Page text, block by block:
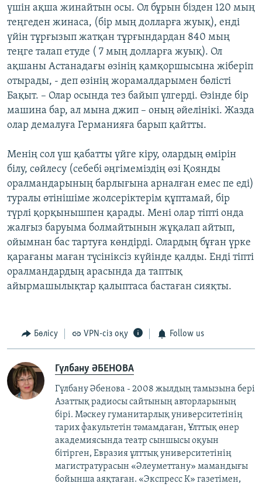
үшін ақша жинайтын осы. Ол бұрын бізден 120 мың
теңгеден жинаса, (бір мың долларға жуық), енді
үйін тұрғызып жатқан тұрғындардан 840 мың
теңге талап етуде ( 7 мың долларға жуық). Ол
ақшаны Астанадағы өзінің қамқоршысына жіберіп
отырады, - деп өзінің жорамалдарымен бөлісті
Бақыт. – Олар осында тез байып үлгерді. Өзінде бір
машина бар, ал мына джип – оның әйелінікі. Жазда
олар демалуға Германияға барып қайтты.
Менің сол үш қабатты үйге кіру, олардың өмірін
білу, сөйлесу (себебі әңгімеміздің өзі Қоянды
оралмандарының барлығына арналған емес пе еді)
туралы өтінішіме жолсеріктерім құптамай, бір
түрлі қорқынышпен қарады. Мені олар тіпті онда
жалғыз баруыма болмайтынын жұқалап айтып,
ойымнан бас тартуға көндірді. Олардың бұған үрке
қарағаны маған түсініксіз күйінде қалды. Енді тіпті
оралмандардың арасында да таптық
айырмашылықтар қалыптаса бастаған сияқты.
Бөлісу VPN-сіз оқу Follow us
Гүлбану ӘБЕНОВА
Гүлбану Әбенова - 2008 жылдың тамызына бері
Азаттық радиосы сайтының авторларының
бірі. Мәскеу гуманитарлық университетінің
тарих факультетін тәмамдаған, Ұлттық өнер
академиясында театр сыншысы оқуын
бітірген, Евразия ұлттық университетінің
магистратурасын «Әлеуметтану» мамандығы
бойынша аяқтаған. «Экспресс К» газетімен,